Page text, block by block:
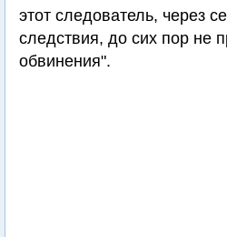
этот следователь, через
следствия, до сих пор не
обвинения".